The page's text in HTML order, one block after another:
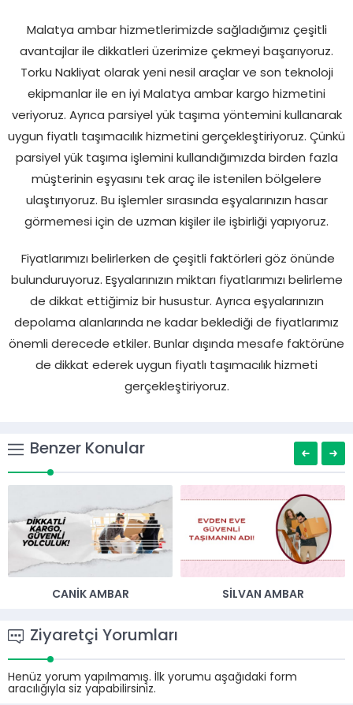
Torku Nakliyat’ın Sunduğu Avantajlar
Malatya ambar hizmetlerimizde sağladığımız çeşitli
avantajlar ile dikkatleri üzerimize çekmeyi başarıyoruz.
Torku Nakliyat olarak yeni nesil araçlar ve son teknoloji
ekipmanlar ile en iyi Malatya ambar kargo hizmetini
veriyoruz. Ayrıca parsiyel yük taşıma yöntemini kullanarak
uygun fiyatlı taşımacılık hizmetini gerçekleştiriyoruz. Çünkü
parsiyel yük taşıma işlemini kullandığımızda birden fazla
müşterinin eşyasını tek araç ile istenilen bölgelere
görmemesi için de uzman kişiler ile işbirliği yapıyoruz.
Fiyatlarımızı belirlerken de çeşitli faktörleri göz önünde
bulunduruyoruz. Eşyalarınızın miktarı fiyatlarımızı belirleme
de dikkat ettiğimiz bir husustur. Ayrıca eşyalarınızın
depolama alanlarında ne kadar beklediği de fiyatlarımız
önemli derecede etkiler. Bunlar dışında mesafe faktörüne
Benzer Konular
CANIK AMBAR
Ziyaretçi Yorumları